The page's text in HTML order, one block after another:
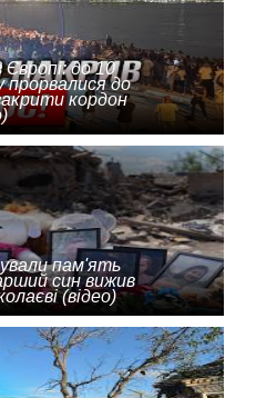
Європі: до 10
прорвалися до
кордон
пам'ять
син вижив
(відео)